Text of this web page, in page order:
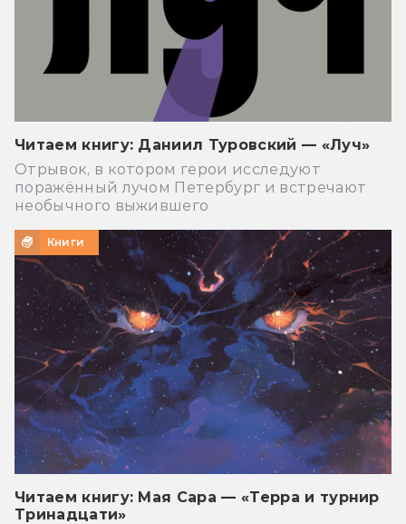
Читаем книгу: Даниил Туровский — «Луч»
Отрывок, в котором герои исследуют
поражённый лучом Петербург и встречают
необычного выжившего
Книги
Читаем книгу: Мая Сара — «Терра и турнир
Тринадцати»